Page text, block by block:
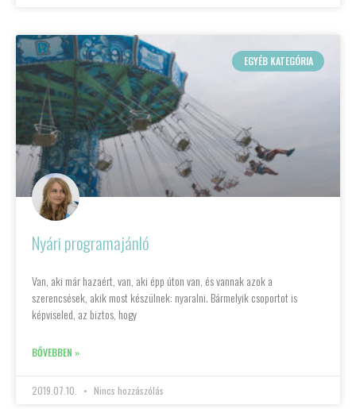
EGYÉB KATEGÓRIA
Nyári programajánló
Van, aki már hazaért, van, aki épp úton van, és vannak azok a
szerencsések, akik most készülnek: nyaralni. Bármelyik csoportot is
képviseled, az biztos, hogy
BŐVEBBEN »
2019.07.10. Nincs hozzászólás